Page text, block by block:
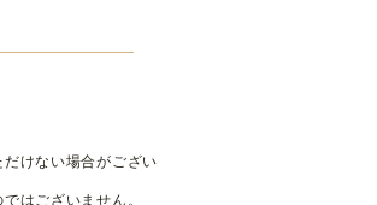
けない場合がござい
はございません。